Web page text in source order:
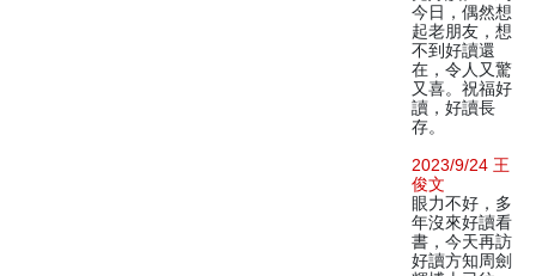
今日，偶然想
起老朋友，想
不到好讀還
在，令人又驚
又喜。祝福好
讀，好讀長
存。
2023/9/24 王
俊文
眼力不好，多
年沒來好讀看
書，今天再訪
好讀方知周劍